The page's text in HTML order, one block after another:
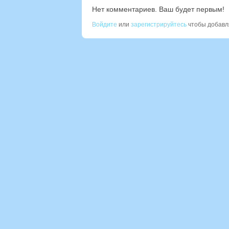
Нет комментариев. Ваш будет первым!
Войдите или зарегистрируйтесь чтобы